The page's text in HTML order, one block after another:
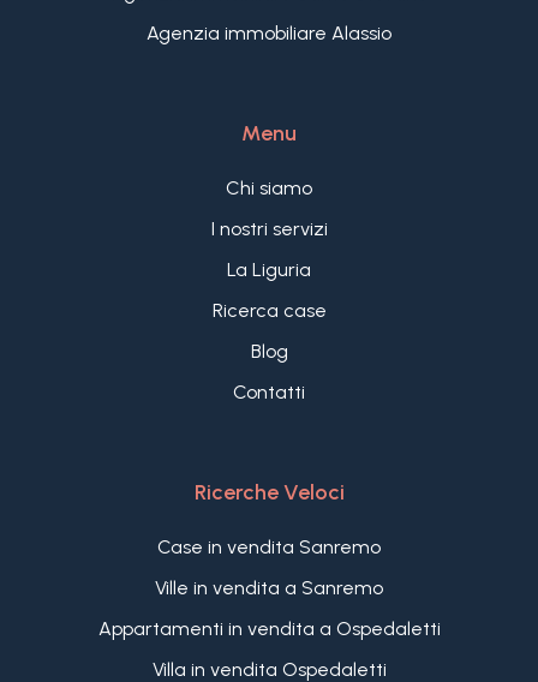
Agenzia immobiliare Alassio
Menu
Chi siamo
I nostri servizi
La Liguria
Ricerca case
Blog
Contatti
Ricerche Veloci
Case in vendita Sanremo
Ville in vendita a Sanremo
Appartamenti in vendita a Ospedaletti
Villa in vendita Ospedaletti